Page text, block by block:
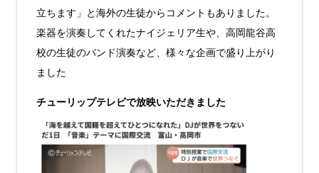
立ちます」と海外の生徒からコメントもありました。
楽器を演奏してくれたナイジェリア生や、高岡龍谷高
校の生徒のバンド演奏など、様々な企画で盛り上がり
ました
チューリップテレビで放映いただきました